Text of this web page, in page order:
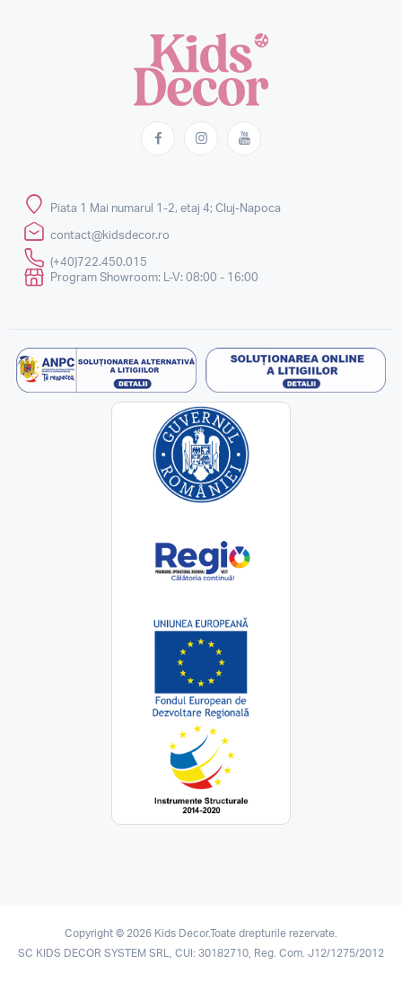
Piata 1 Mai numarul 1-2, etaj 4; Cluj-Napoca
contact@kidsdecor.ro
(+40)722.450.015
Program Showroom: L-V: 08:00 - 16:00
Copyright © 2026 Kids Decor.Toate drepturile rezervate.
SC KIDS DECOR SYSTEM SRL, CUI: 30182710, Reg. Com. J12/1275/2012